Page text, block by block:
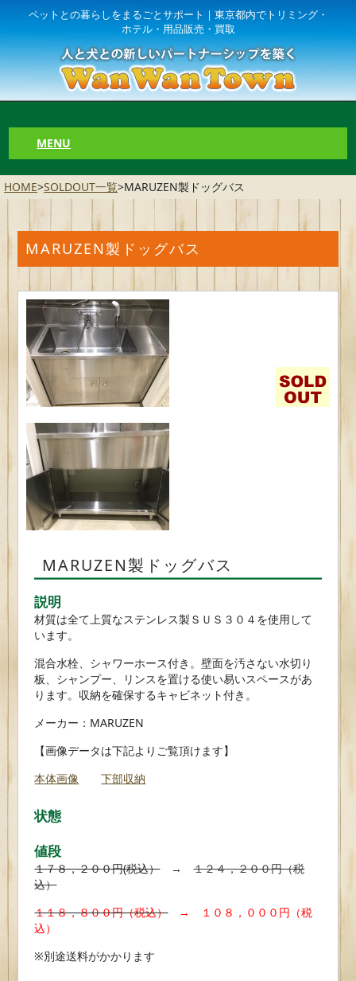
ペットとの暮らしをまるごとサポート｜東京都内でトリミング・
ホテル・用品販売・買取
MENU
HOME>SOLDOUT一覧>MARUZEN製ドッグバス
MARUZEN製ドッグバス
MARUZEN製ドッグバス
説明
材質は全て上質なステンレス製ＳＵＳ３０４を使用して
います。
混合水栓、シャワーホース付き。壁面を汚さない水切り
板、シャンプー、リンスを置ける使い易いスペースがあ
ります。収納を確保するキャビネット付き。
メーカー：MARUZEN
【画像データは下記よりご覧頂けます】
本体画像
下部収納
状態
値段
１７８，２００円(税込）→１２４，２００円（税
込）
１１８，８００円（税込）→ １０８，０００円（税
込）
※別途送料がかかります